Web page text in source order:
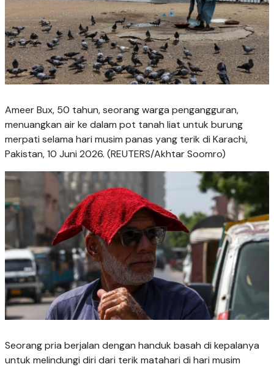
Ameer Bux, 50 tahun, seorang warga pengangguran,
menuangkan air ke dalam pot tanah liat untuk burung
merpati selama hari musim panas yang terik di Karachi,
Pakistan, 10 Juni 2026. (REUTERS/Akhtar Soomro)
Seorang pria berjalan dengan handuk basah di kepalanya
untuk melindungi diri dari terik matahari di hari musim